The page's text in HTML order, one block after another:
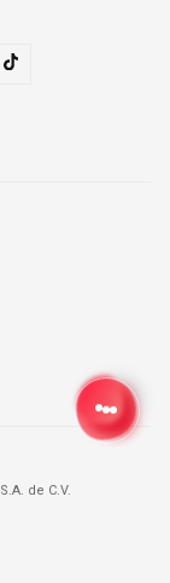
de C.V.